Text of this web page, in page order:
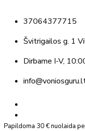
37064377715
Švitrigailos g. 1
Dirbame I-V,
Papildoma 30 € nuolaida